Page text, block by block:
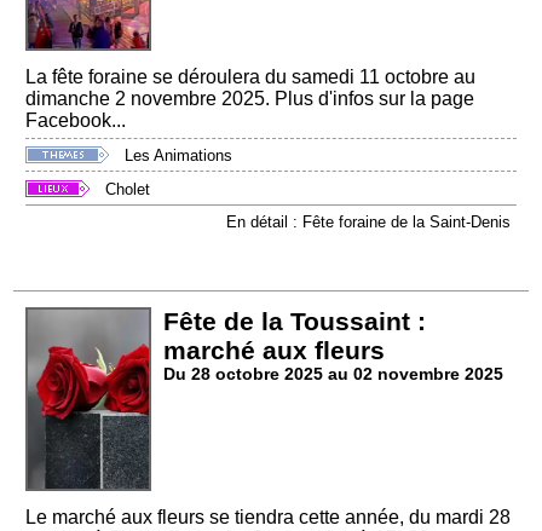
La fête foraine se déroulera du samedi 11 octobre au
dimanche 2 novembre 2025. Plus d'infos sur la page
Facebook...
Les Animations
Cholet
En détail : Fête foraine de la Saint-Denis
Fête de la Toussaint :
marché aux fleurs
Du 28 octobre 2025 au 02 novembre 2025
Le marché aux fleurs se tiendra cette année, du mardi 28